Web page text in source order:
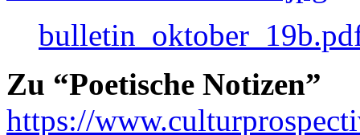
Zu “Poetische Notizen”
https://